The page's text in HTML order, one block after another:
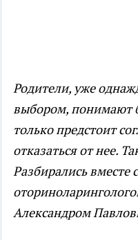
Родители, уже
выбором, понимают
только предстоит
отказаться от нее.
Разбирались вместе
Александром